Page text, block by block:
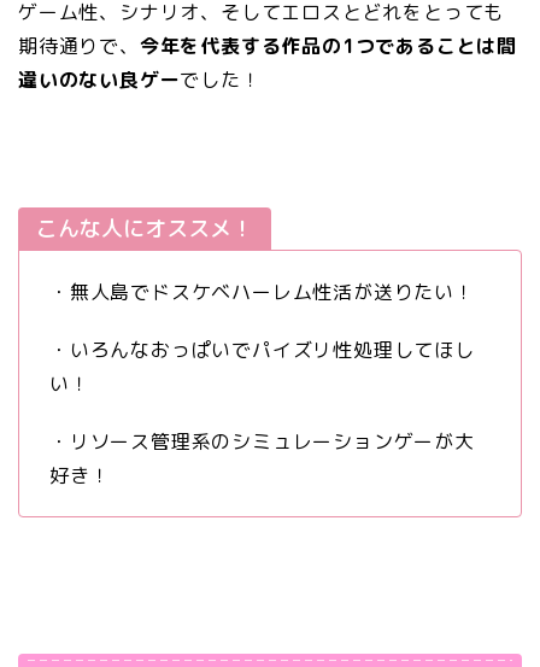
ゲーム性、シナリオ、そしてエロスとどれをとっても
期待通りで、 今年を代表する作品の1つであることは間
違いのない良ゲーでした！
こんな人にオススメ！
・無人島でドスケベハーレム性活が送りたい！
・いろんなおっぱいでパイズリ性処理してほし
い！
・リソース管理系のシミュレーションゲーが大
好き！